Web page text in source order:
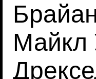
Майкл